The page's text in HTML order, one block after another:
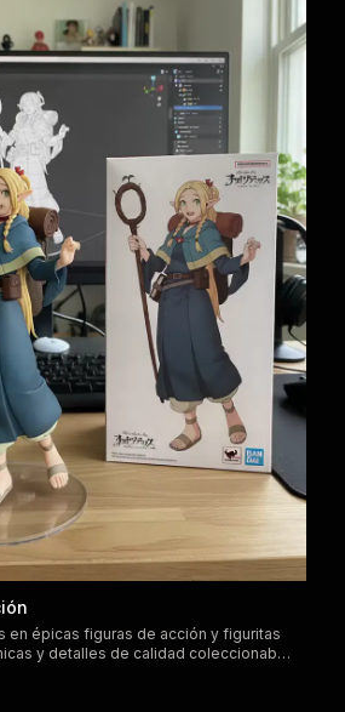
en épicas figuras de acción y figuritas
y detalles de calidad coleccionable